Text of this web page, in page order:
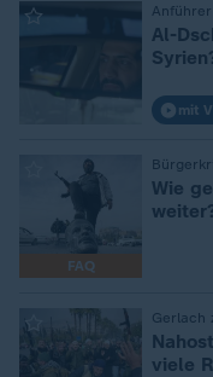
Al-
mit
FAQ
Wie
Gerlach
viele